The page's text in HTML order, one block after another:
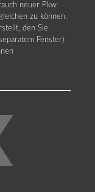
neuer Pkw
zu können.
den Sie
Fenster)